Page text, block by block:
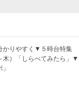
かりやすく▼５時台特集
木）「しらべてみたら」